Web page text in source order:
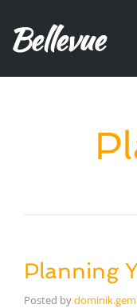
Planning
Posted by